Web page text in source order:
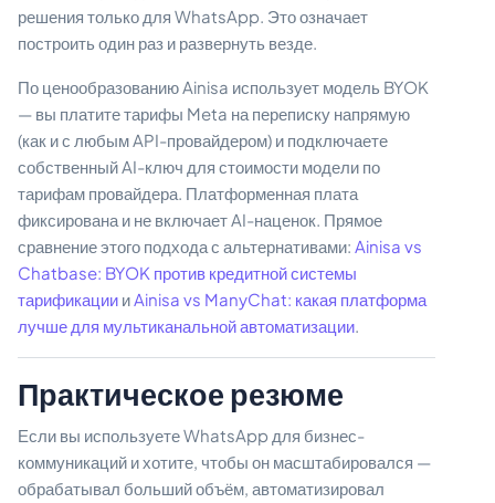
решения только для WhatsApp. Это означает
построить один раз и развернуть везде.
По ценообразованию Ainisa использует модель BYOK
— вы платите тарифы Meta на переписку напрямую
(как и с любым API-провайдером) и подключаете
собственный AI-ключ для стоимости модели по
тарифам провайдера. Платформенная плата
фиксирована и не включает AI-наценок. Прямое
сравнение этого подхода с альтернативами: Ainisa vs
Chatbase: BYOK против кредитной системы
тарификации иAinisa vs ManyChat: какая платформа
лучше для мультиканальной автоматизации.
Практическое резюме
Если вы используете WhatsApp для бизнес-
коммуникаций и хотите, чтобы он масштабировался —
обрабатывал больший объём, автоматизировал